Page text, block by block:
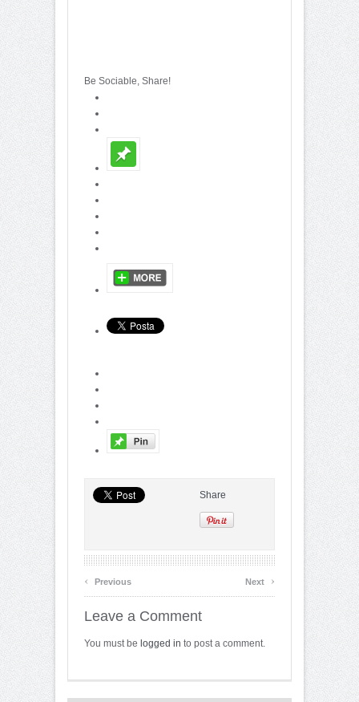
Be Sociable, Share!
Share
‹ Previous Next ›
Leave a Comment
You must be logged in to post a comment.